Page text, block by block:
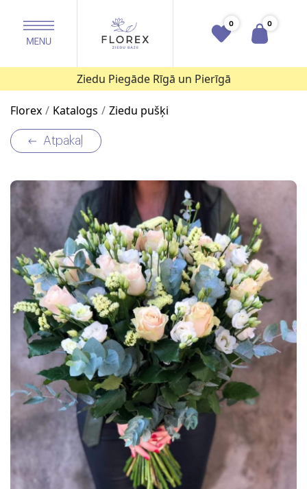
0 0
Ziedu Piegāde Rīgā un Pierīgā
Florex Katalogs Ziedu pušķi
Atpakaļ